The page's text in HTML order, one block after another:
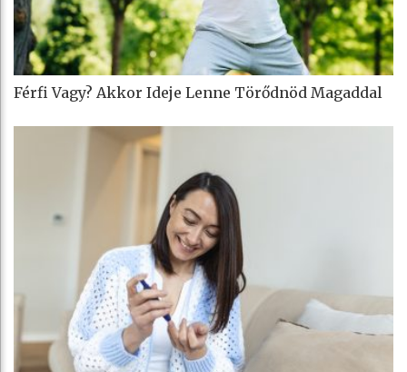
Férfi Vagy? Akkor Ideje Lenne Törődnöd Magaddal